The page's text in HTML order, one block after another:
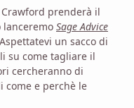
prenderà il
lanceremo Sage Advice
un sacco di
su come tagliare il
cercheranno di
come e perchè le